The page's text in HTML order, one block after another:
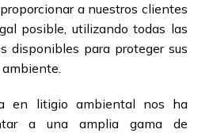
a nuestros clientes
posible, utilizando todas las
disponibles para proteger sus
en litigio ambiental nos ha
a una amplia gama de